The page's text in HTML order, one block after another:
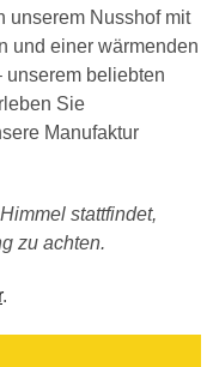
unserem Nusshof mit
und einer wärmenden
unserem beliebten
Sie
Manufaktur
stattfindet,
zu achten.
.